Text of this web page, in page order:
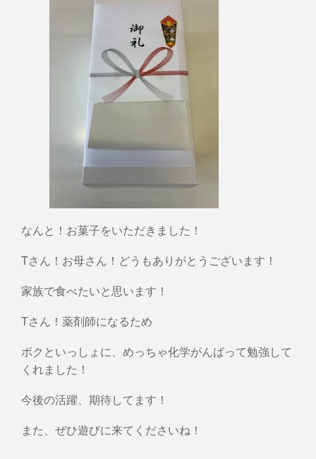
なんと！お菓子をいただきました！
Tさん！お母さん！どうもありがとうございます！
家族で食べたいと思います！
Tさん！薬剤師になるため
ボクといっしょに、めっちゃ化学がんばって勉強して
くれました！
今後の活躍、期待してます！
また、ぜひ遊びに来てくださいね！